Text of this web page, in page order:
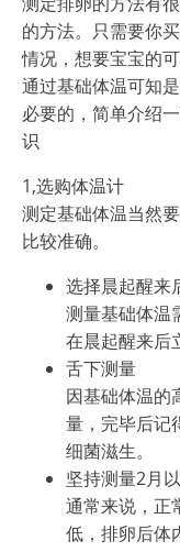
的方法。只需要你
情况，想要宝宝的
通过基础体温可知
必要的，简单介绍
识
1,选购体温计
测定基础体温当然
比较准确。
选择晨起醒来
测量基础体温
在晨起醒来后
舌下测量
因基础体温的
量，完毕后记
细菌滋生。
坚持测量2月
通常来说，正
低，排卵后体